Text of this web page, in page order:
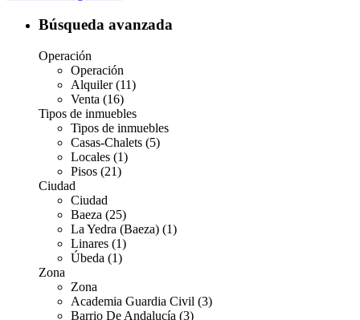
Búsqueda avanzada
Operación
Operación
Alquiler (11)
Venta (16)
Tipos de inmuebles
Tipos de inmuebles
Casas-Chalets (5)
Locales (1)
Pisos (21)
Ciudad
Ciudad
Baeza (25)
La Yedra (Baeza) (1)
Linares (1)
Úbeda (1)
Zona
Zona
Academia Guardia Civil (3)
Barrio De Andalucía (3)